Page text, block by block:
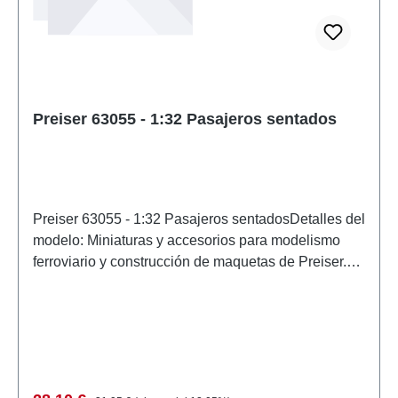
Preiser 63055 - 1:32 Pasajeros sentados
Preiser 63055 - 1:32 Pasajeros sentadosDetalles del
modelo: Miniaturas y accesorios para modelismo
ferroviario y construcción de maquetas de Preiser.